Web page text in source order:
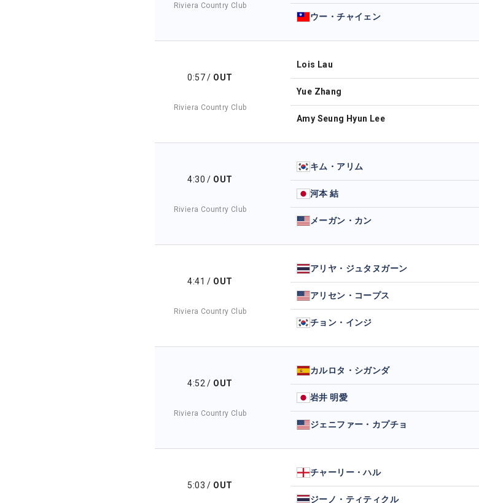
Riviera Country Club
ウー・チャイェン
0:57/ OUT
Riviera Country Club
Lois Lau
Yue Zhang
Amy Seung Hyun Lee
4:30 / OUT
Riviera Country Club
キム・アリム
河本 結
メーガン・カン
4:41 / OUT
Riviera Country Club
アリヤ・ジュタヌガーン
アリセン・コープス
チョン・インジ
4:52 / OUT
Riviera Country Club
カルロタ・シガンダ
岩井 明愛
ジェニファー・カプチョ
5:03 / OUT
チャーリー・ハル
ジーノ・ティティクル